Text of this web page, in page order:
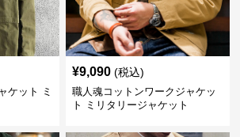
ケット ミ
¥9,090 (税込)
職人魂コットンワークジャケッ
ト ミリタリージャケット